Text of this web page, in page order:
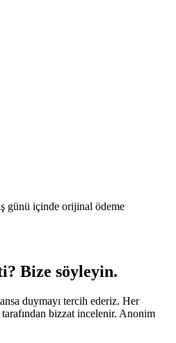
günü içinde orijinal ödeme
Bize söyleyin.
duymayı tercih ederiz. Her
bizzat incelenir. Anonim